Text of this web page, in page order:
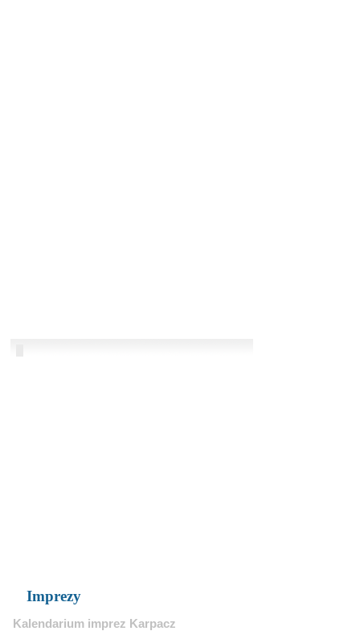
Imprezy
Kalendarium imprez Karpacz